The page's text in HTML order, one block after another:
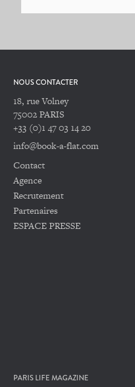
NOUS CONTACTER
18, rue Volney
75002 PARIS
+33 (0)1 47 03 14 20
info@book-a-flat.com
Contact
Agence
Recrutement
Partenaires
ESPACE PRESSE
PARIS LIFE MAGAZINE